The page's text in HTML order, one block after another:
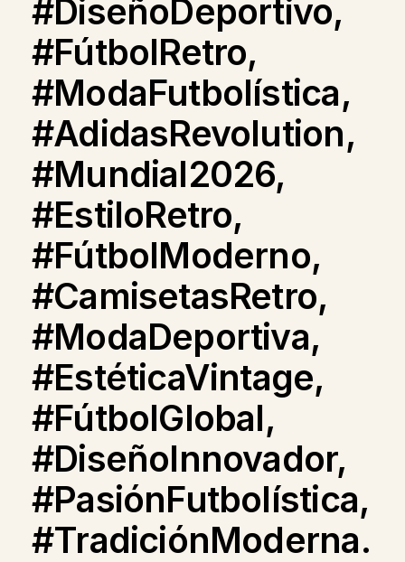
#DiseñoDeportivo,
#FútbolRetro,
#ModaFutbolística,
#AdidasRevolution,
#Mundial2026,
#EstiloRetro,
#FútbolModerno,
#CamisetasRetro,
#ModaDeportiva,
#EstéticaVintage,
#FútbolGlobal,
#DiseñoInnovador,
#PasiónFutbolística,
#TradiciónModerna.